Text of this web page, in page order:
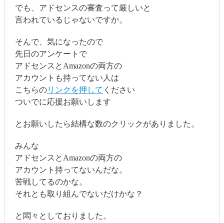
でも、アドセンスの審査って厳しいと
言われているじゃないですか。
そんで、気になったので
先日のアンケートで
アドセンスとAmazonの両方の
アカウントも持ってない人は
こちらのリンクを押して ください
ついでに応援お願いします
とお願いしたら結構な数のクリックがありました。
みんな
アドセンスとAmazonの両方の
アカウント持ってないんだな。
苦戦してるのかな。
それとも取り組んでないだけかな？
と悶々としておりました。